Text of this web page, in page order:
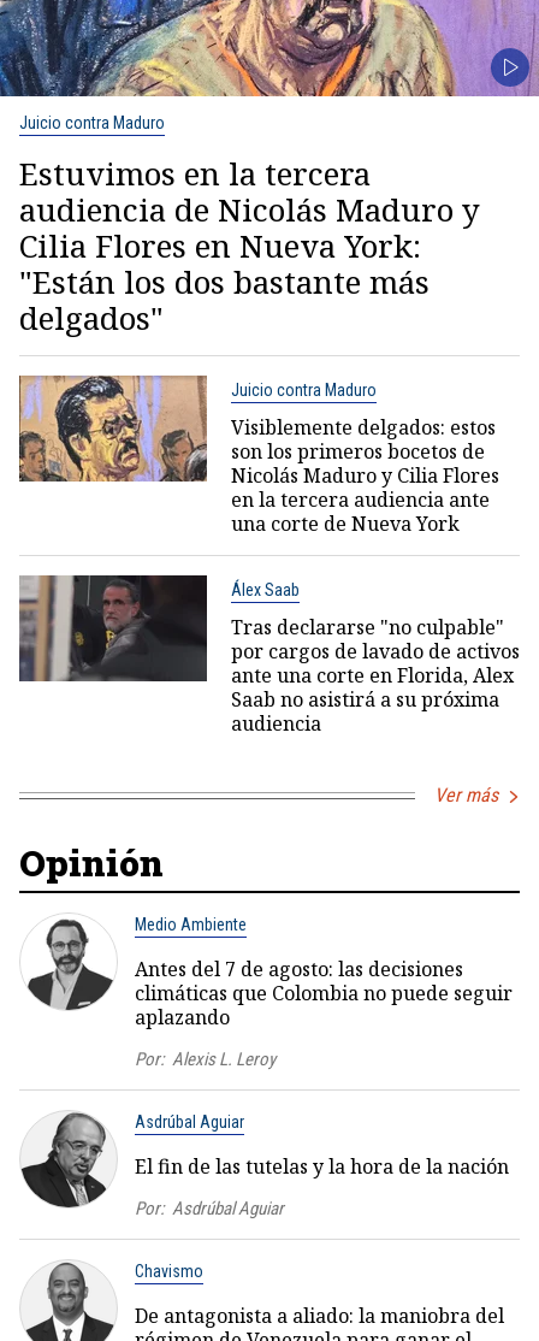
Juicio contra Maduro
Estuvimos en la tercera
audiencia de Nicolás Maduro y
Cilia Flores en Nueva York:
"Están los dos bastante más
delgados"
Juicio contra Maduro
Visiblemente delgados: estos
son los primeros bocetos de
Nicolás Maduro y Cilia Flores
en la tercera audiencia ante
una corte de Nueva York
Álex Saab
Tras declararse "no culpable"
por cargos de lavado de activos
ante una corte en Florida, Alex
Saab no asistirá a su próxima
audiencia
Ver más
Opinión
Medio Ambiente
Antes del 7 de agosto: las decisiones
climáticas que Colombia no puede seguir
aplazando
Por: Alexis L. Leroy
Asdrúbal Aguiar
El fin de las tutelas y la hora de la nación
Por: Asdrúbal Aguiar
Chavismo
De antagonista a aliado: la maniobra del